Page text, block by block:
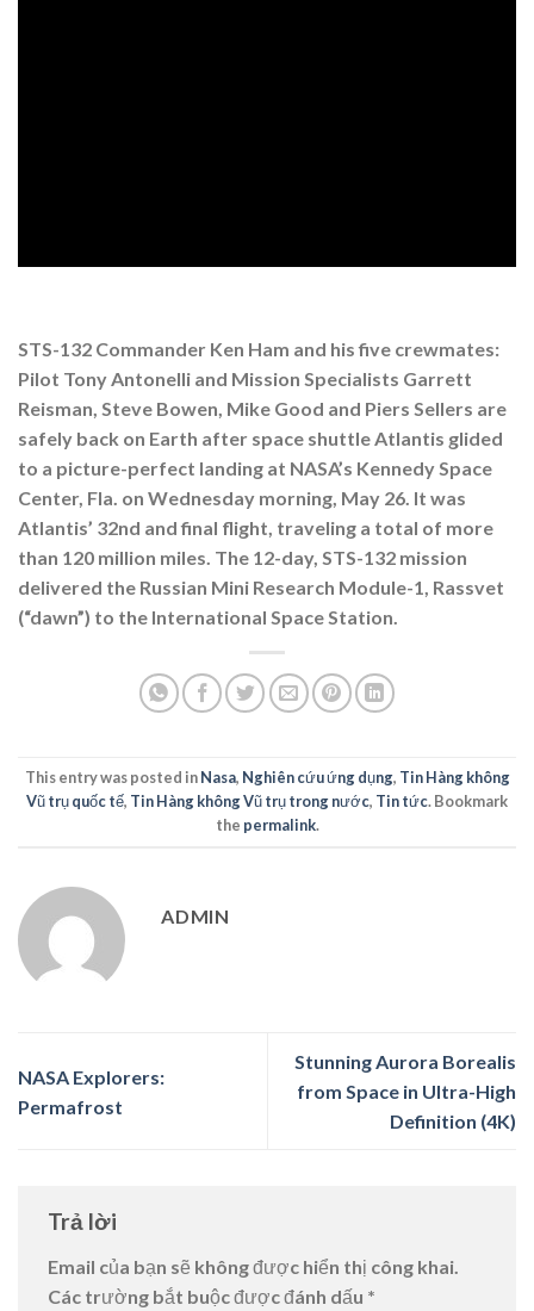
STS-132 Commander Ken Ham and his five crewmates:
Pilot Tony Antonelli and Mission Specialists Garrett
Reisman, Steve Bowen, Mike Good and Piers Sellers are
safely back on Earth after space shuttle Atlantis glided
to a picture-perfect landing at NASA’s Kennedy Space
Center, Fla. on Wednesday morning, May 26. It was
Atlantis’ 32nd and final flight, traveling a total of more
than 120 million miles. The 12-day, STS-132 mission
delivered the Russian Mini Research Module-1, Rassvet
(“dawn”) to the International Space Station.
This entry was posted inNasa, Nghiên cứu ứng dụng, Tin Hàng không
Vũ trụ quốc tế, Tin Hàng không Vũ trụ trong nước, Tin tức. Bookmark
the permalink.
ADMIN
NASA Explorers:
Permafrost
Stunning Aurora Borealis
from Space in Ultra-High
Definition (4K)
Trả lời
Email của bạn sẽ không được hiển thị công khai.
Các trường bắt buộc được đánh dấu *